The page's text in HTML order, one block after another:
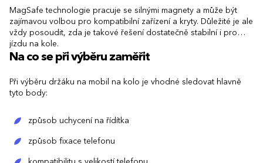
MagSafe technologie pracuje se silnými magnety a může být
zajímavou volbou pro kompatibilní zařízení a kryty. Důležité je ale
vždy posoudit, zda je takové řešení dostatečně stabilní i pro
jízdu na kole.
Na co se při výběru zaměřit
Při výběru držáku na mobil na kolo je vhodné sledovat hlavně
tyto body:
způsob uchycení na řídítka
způsob fixace telefonu